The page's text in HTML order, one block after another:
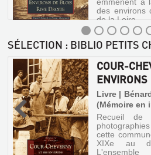
LUMIÈRES
DE
LÉGENDES
DE
ET-
CHER
Livre
|
Cartraud,
Jacques
|
Société
des
sciences
LA
CHAUSSÉE
ET
LES
RELIQUES
LES
PIGEONNIERS
DE
LA
VALLÉE
Chapelle-
Vendômoise,
auteurs
nous
emmènent
à
la
découverte
des
villages
des
environs
de
Blois,
sur
ENVIRONS
BLOIS
RIVE
DROITE
Livre
|
Bénard,
Daniel
|
Alan
Sutton,
(Mémoire
en
Menars
Grouets
et
des
faubourgs
de
Blois
à
La
Chapelle-
Vendômoise,
les
De
Menars
Grouets
et
des
faubourgs
de
Blois
à
La
Chapelle-
Vendômoise,
les
deux
auteurs
des
environs
de
sur
la
droite
de
la
Loire.
des environs
de la Loire.
ENVIRONS
DE
BLOIS
RIVE
DROITE
Livre
|
Bénard,
SÉLECTION : BIBLIO PETITS
COUR-
ENVIRONS
Livre |
(Mémoire en
Recueil de
cette
XIXe au